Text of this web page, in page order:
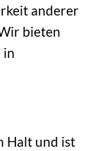
anderer
bieten
in
Halt und ist